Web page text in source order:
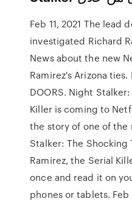
Feb 11, 2021 The lead
investigated Richard
News about the new
Ramirez's Arizona ties.
DOORS. Night
Killer is coming to
the story of one of
Stalker: The Shocking
Ramirez, the Serial
once and read it on
phones or tablets. Feb